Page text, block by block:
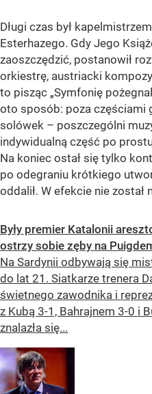
Długi czas był
Esterhazego. Gdy Jego
zaoszczędzić, postanowił
orkiestrę, austriacki
to pisząc „Symfonię
oto sposób: poza częściami
solówek – poszczególni
indywidualną część po
Na koniec ostał się tylko
po odegraniu krótkiego
oddalił. W efekcie nie został
Były premier Katalonii
ostrzy sobie zęby na
Na Sardynii odbywają się
do lat 21. Siatkarze trenera
świetnego zawodnika i
z Kubą 3-1, Bahrajnem 3-0 i
znalazła się...